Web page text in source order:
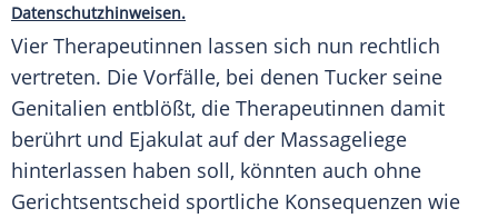
Datenschutzhinweisen.
Vier Therapeutinnen lassen sich nun rechtlich
vertreten. Die Vorfälle, bei denen Tucker seine
Genitalien entblößt, die Therapeutinnen damit
berührt und Ejakulat auf der Massageliege
hinterlassen haben soll, könnten auch ohne
Gerichtsentscheid sportliche Konsequenzen wie